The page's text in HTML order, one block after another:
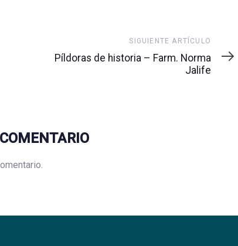
artículo
SIGUIENTE ARTÍCULO
Píldoras de historia – Farm. Norma
Jalife